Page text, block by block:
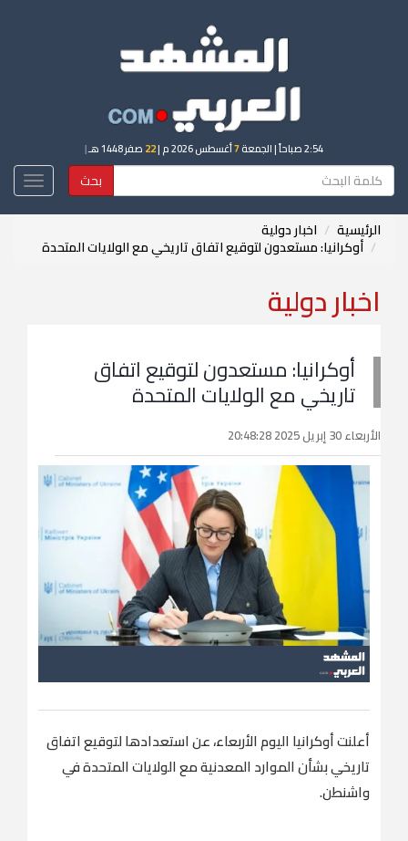
2:54 صباحاً | الجمعة7أغسطس 2026 م | 22 صفر 1448 هـ |
بحث
الرئيسية اخبار دولية
أوكرانيا: مستعدون لتوقيع اتفاق تاريخي مع الولايات المتحدة
اخبار دولية
أوكرانيا: مستعدون لتوقيع اتفاق
تاريخي مع الولايات المتحدة
الأربعاء 30 إبريل 2025 20:48:28
أعلنت أوكرانيا اليوم الأربعاء، عن استعدادها لتوقيع اتفاق
تاريخي بشأن الموارد المعدنية مع الولايات المتحدة في
واشنطن.